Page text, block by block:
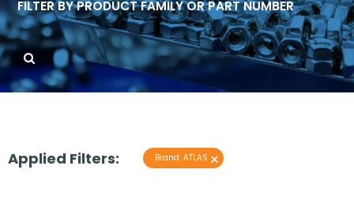
Applied Filters: Brand: ATLAS ×